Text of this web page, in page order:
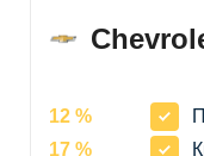
12 %
17 %